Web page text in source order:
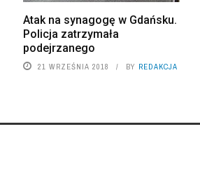
Atak na synagogę w Gdańsku.
Policja zatrzymała
podejrzanego
21 WRZEŚNIA 2018 BY REDAKCJA